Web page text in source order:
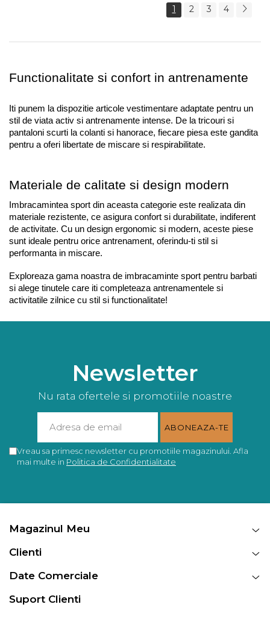
1 2 3 4
Functionalitate si confort in antrenamente
Iti punem la dispozitie articole vestimentare adaptate pentru un
stil de viata activ si antrenamente intense. De la tricouri si
pantaloni scurti la colanti si hanorace, fiecare piesa este gandita
pentru a oferi libertate de miscare si respirabilitate.
Materiale de calitate si design modern
Imbracamintea sport din aceasta categorie este realizata din
materiale rezistente, ce asigura confort si durabilitate, indiferent
de activitate. Cu un design ergonomic si modern, aceste piese
sunt ideale pentru orice antrenament, oferindu-ti stil si
performanta in miscare.
Exploreaza gama noastra de imbracaminte sport pentru barbati
si alege tinutele care iti completeaza antrenamentele si
activitatile zilnice cu stil si functionalitate!
Newsletter
Nu rata ofertele si promotiile noastre
Vreau sa primesc newsletter cu promotiile magazinului. Afla
mai multe in Politica de Confidentialitate
Magazinul Meu
Clienti
Date Comerciale
Suport Clienti